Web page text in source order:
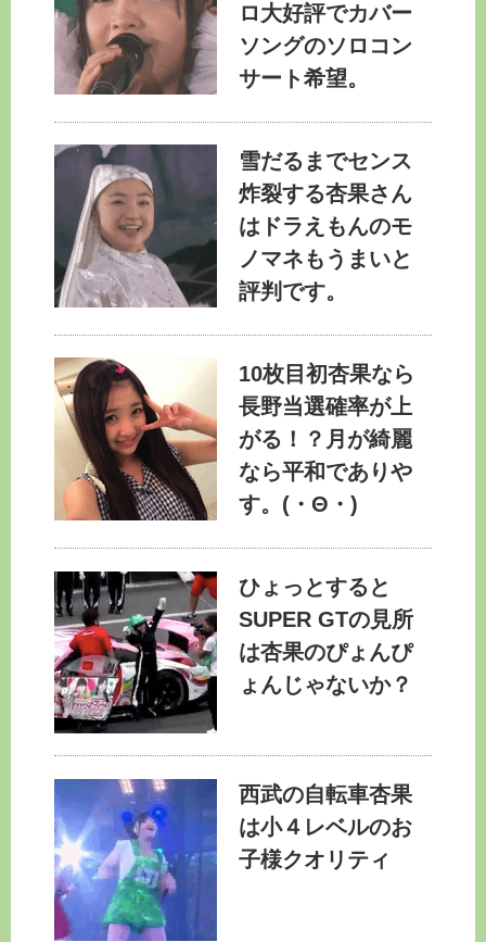
ロ大好評でカバー
ソングのソロコン
サート希望。
雪だるまでセンス
炸裂する杏果さん
はドラえもんのモ
ノマネもうまいと
評判です。
10枚目初杏果なら
長野当選確率が上
がる！？月が綺麗
なら平和でありや
す。(・Θ・)
ひょっとすると
SUPER GTの見所
は杏果のぴょんぴ
ょんじゃないか？
西武の自転車杏果
は小４レベルのお
子様クオリティ